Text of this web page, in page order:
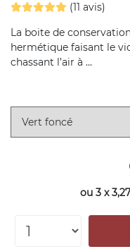
(11 avis)
La boite de
hermétique faisant le
chassant l’air à ...
ou 3 x